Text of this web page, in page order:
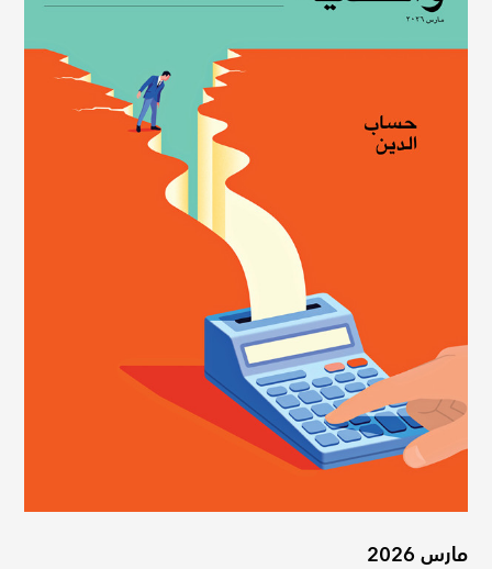
مارس 2026